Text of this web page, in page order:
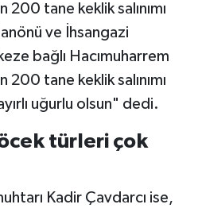
tane keklik salınımı
ve İhsangazi
bağlı Hacımuharrem
tane keklik salınımı
uğurlu olsun" dedi.
türleri çok
Kadir Çavdarcı ise,